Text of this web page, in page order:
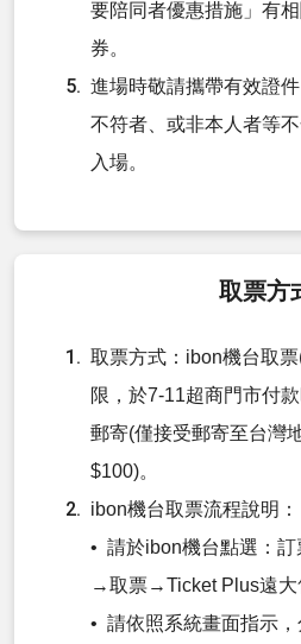
要陪同者優惠措施」有
券。
進場時敬請攜帶有效證
不符者、或非本人者等
入場。
取票方
取票方式：ibon機台取
限，於7-11超商門市付
郵寄(僅接受郵寄至台灣
$100)。
ibon機台取票流程說明：
• 請於ibon機台點選：
→取票→Ticket Plus遠大
• 請依照系統畫面指示，